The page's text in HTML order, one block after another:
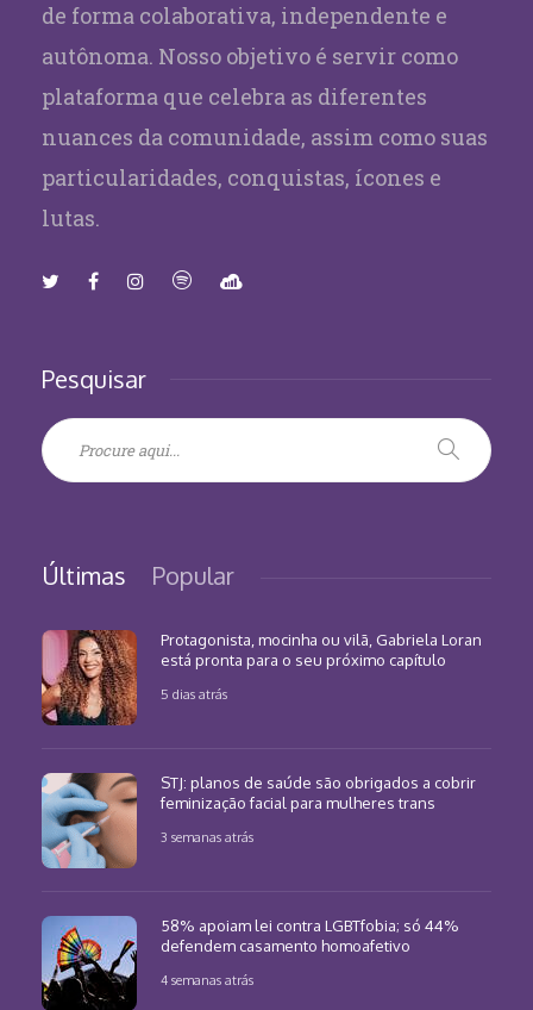
de forma colaborativa, independente e
autônoma. Nosso objetivo é servir como
plataforma que celebra as diferentes
nuances da comunidade, assim como suas
particularidades, conquistas, ícones e
lutas.
Pesquisar
Últimas Popular
Protagonista, mocinha ou vilã, Gabriela Loran
está pronta para o seu próximo capítulo
5 dias atrás
STJ: planos de saúde são obrigados a cobrir
feminização facial para mulheres trans
3 semanas atrás
58% apoiam lei contra LGBTfobia; só 44%
defendem casamento homoafetivo
4 semanas atrás